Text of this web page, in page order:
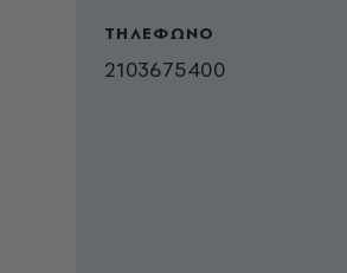
ΤΗΛΕΦΩΝΟ
2103675400